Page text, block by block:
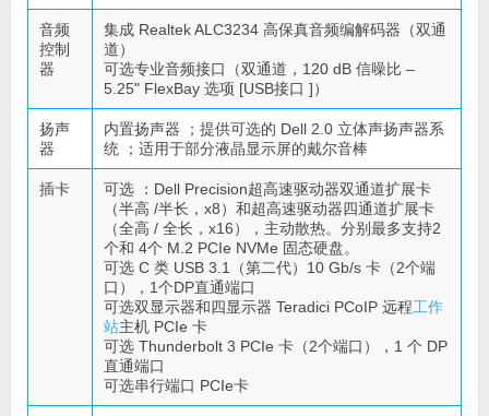
音频
控制
器
集成 Realtek ALC3234 高保真音频编解码器（双通
道）
可选专业音频接口（双通道，120 dB 信噪比 –
5.25" FlexBay 选项 [USB接口 ]）
扬声
器
内置扬声器 ；提供可选的 Dell 2.0 立体声扬声器系
统 ；适用于部分液晶显示屏的戴尔音棒
插卡
可选 ：Dell Precision超高速驱动器双通道扩展卡
（半高 /半长，x8）和超高速驱动器四通道扩展卡
（全高 / 全长，x16），主动散热。分别最多支持2
个和 4个 M.2 PCIe NVMe 固态硬盘。
可选 C 类 USB 3.1（第二代）10 Gb/s 卡（2个端
口），1个DP直通端口
可选双显示器和四显示器 Teradici PCoIP 远程工作
站主机 PCIe 卡
可选 Thunderbolt 3 PCIe 卡（2个端口），1 个 DP
直通端口
可选串行端口 PCIe卡